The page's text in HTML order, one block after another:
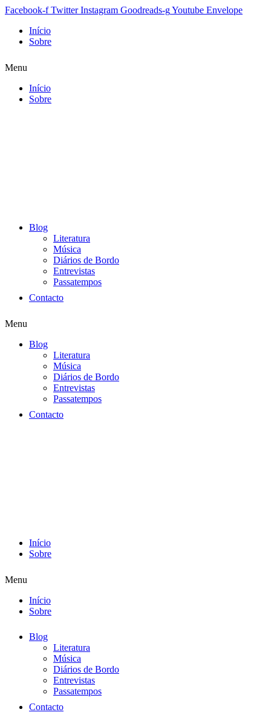
Facebook-f Twitter Instagram Goodreads-gYoutube Envelope
Início
Sobre
Menu
Início
Sobre
Blog
Literatura
Música
Diários de Bordo
Entrevistas
Passatempos
Contacto
Menu
Blog
Literatura
Música
Diários de Bordo
Entrevistas
Passatempos
Contacto
Início
Sobre
Menu
Início
Sobre
Blog
Literatura
Música
Diários de Bordo
Entrevistas
Passatempos
Contacto